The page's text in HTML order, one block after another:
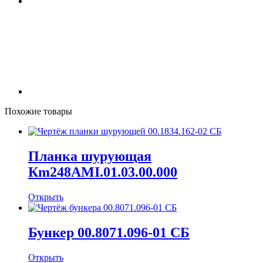
Похожие товары
Планка шурующая
Кm248AMI.01.03.00.000
Открыть
Бункер 00.8071.096-01 СБ
Открыть